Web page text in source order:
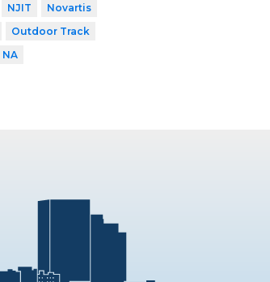
NJIT
Novartis
Outdoor Track
NA